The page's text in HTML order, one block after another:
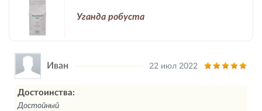
Уганда робуста
Иван 22 июл 2022
Достоинства:
Достойный